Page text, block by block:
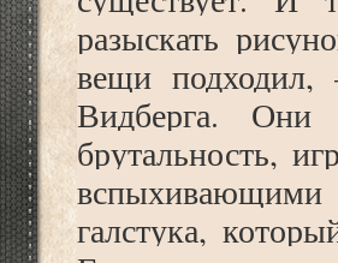
разыскать
вещи подходил,
Видберга.
брутальность,
галстука,